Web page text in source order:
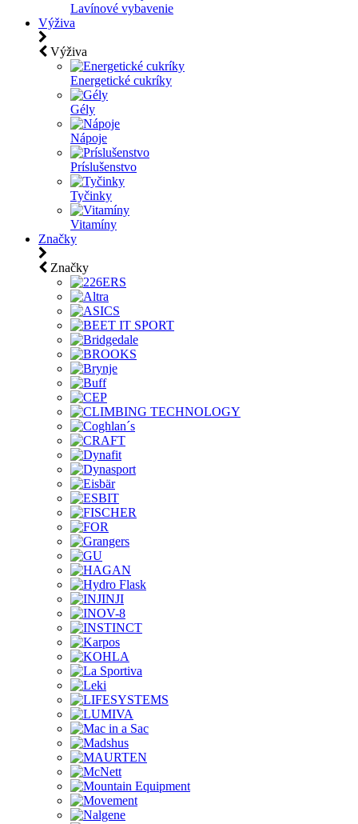
Lavínové vybavenie
Výživa
Výživa
Energetické cukríky
Gély
Nápoje
Príslušenstvo
Tyčinky
Vitamíny
Značky
Značky